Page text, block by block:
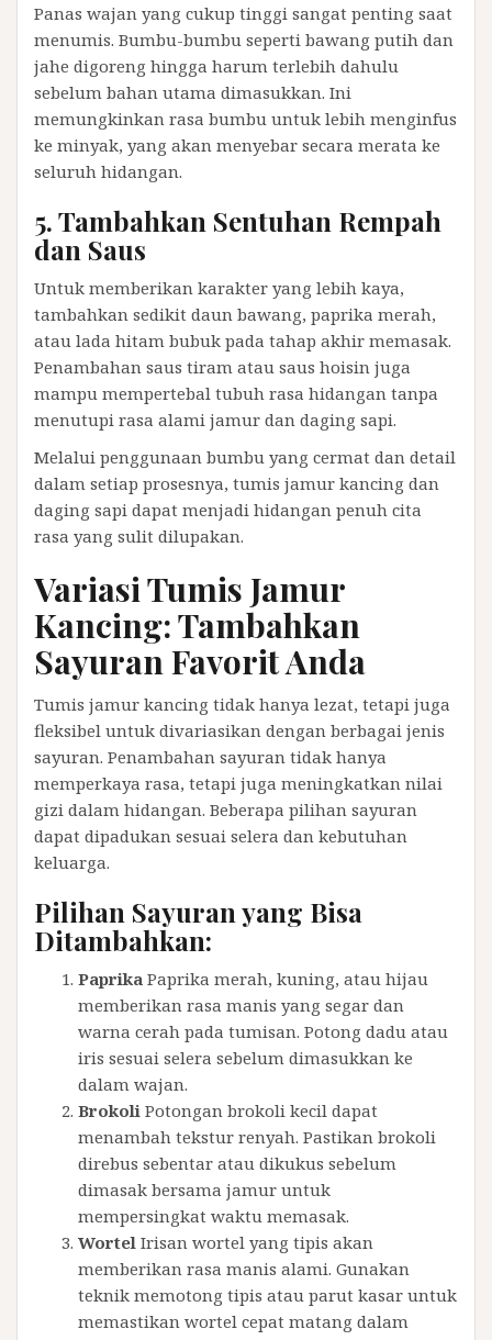
Panas wajan yang cukup tinggi sangat penting saat
menumis. Bumbu-bumbu seperti bawang putih dan
jahe digoreng hingga harum terlebih dahulu
sebelum bahan utama dimasukkan. Ini
memungkinkan rasa bumbu untuk lebih menginfus
ke minyak, yang akan menyebar secara merata ke
seluruh hidangan.
5. Tambahkan Sentuhan Rempah
dan Saus
Untuk memberikan karakter yang lebih kaya,
tambahkan sedikit daun bawang, paprika merah,
atau lada hitam bubuk pada tahap akhir memasak.
Penambahan saus tiram atau saus hoisin juga
mampu mempertebal tubuh rasa hidangan tanpa
menutupi rasa alami jamur dan daging sapi.
Melalui penggunaan bumbu yang cermat dan detail
dalam setiap prosesnya, tumis jamur kancing dan
daging sapi dapat menjadi hidangan penuh cita
rasa yang sulit dilupakan.
Variasi Tumis Jamur
Kancing: Tambahkan
Sayuran Favorit Anda
Tumis jamur kancing tidak hanya lezat, tetapi juga
fleksibel untuk divariasikan dengan berbagai jenis
sayuran. Penambahan sayuran tidak hanya
memperkaya rasa, tetapi juga meningkatkan nilai
gizi dalam hidangan. Beberapa pilihan sayuran
dapat dipadukan sesuai selera dan kebutuhan
keluarga.
Pilihan Sayuran yang Bisa
Ditambahkan:
Paprika Paprika merah, kuning, atau hijau
memberikan rasa manis yang segar dan
warna cerah pada tumisan. Potong dadu atau
iris sesuai selera sebelum dimasukkan ke
dalam wajan.
Brokoli Potongan brokoli kecil dapat
menambah tekstur renyah. Pastikan brokoli
direbus sebentar atau dikukus sebelum
dimasak bersama jamur untuk
mempersingkat waktu memasak.
Wortel Irisan wortel yang tipis akan
memberikan rasa manis alami. Gunakan
teknik memotong tipis atau parut kasar untuk
memastikan wortel cepat matang dalam